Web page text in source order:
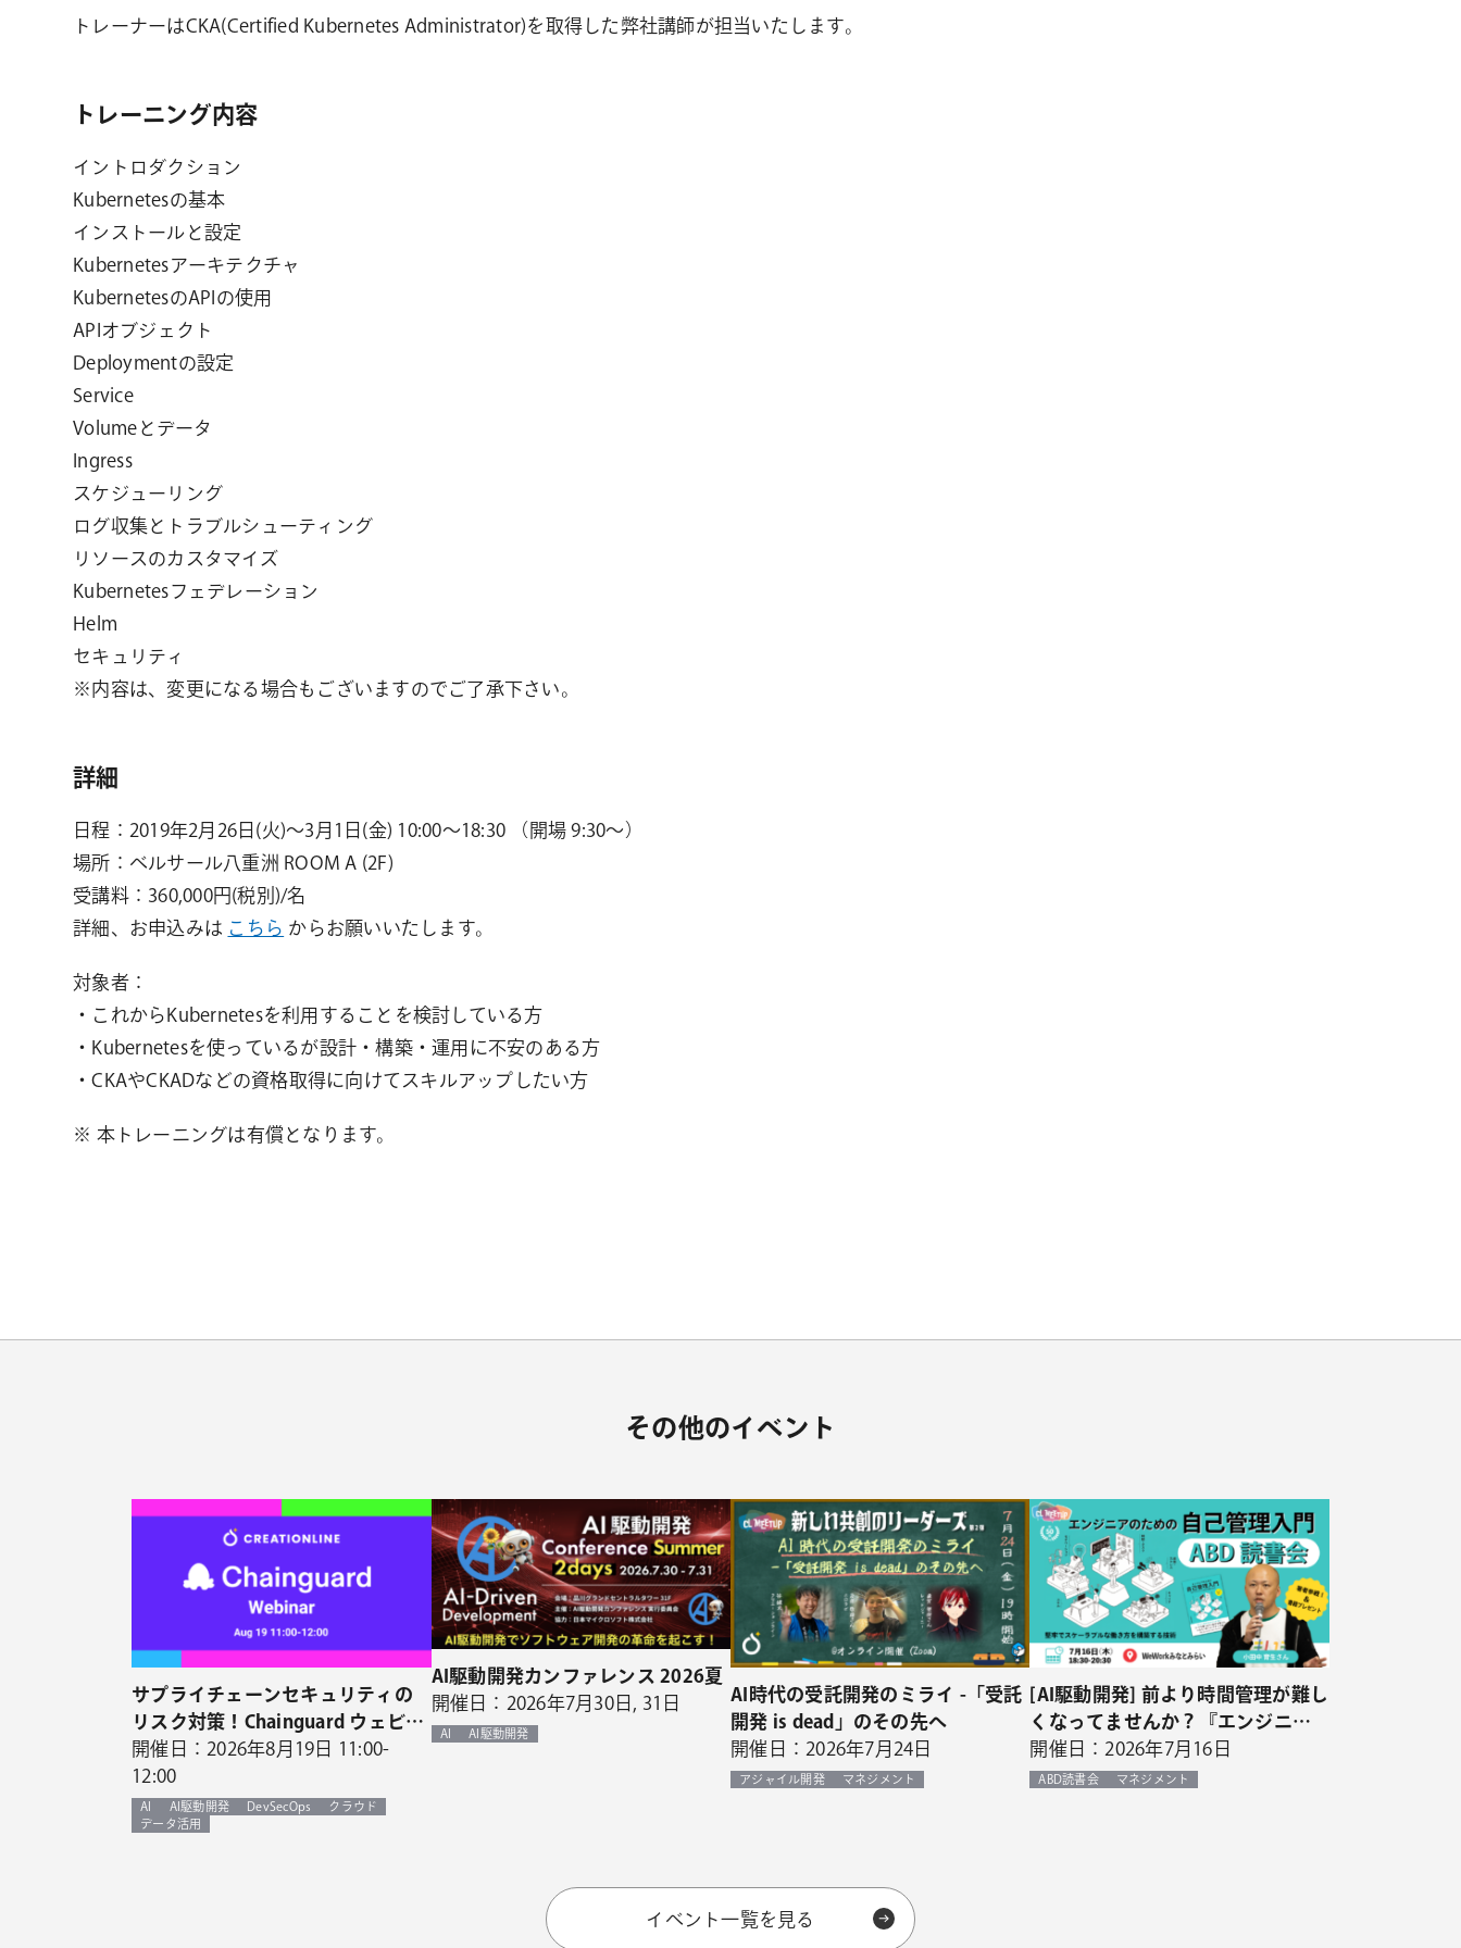
トレーナーはCKA(Certified Kubernetes Administrator)を取得した弊社講師が担当いたします。
トレーニング内容
イントロダクション
Kubernetesの基本
インストールと設定
Kubernetesアーキテクチャ
KubernetesのAPIの使用
APIオブジェクト
Deploymentの設定
Service
Volumeとデータ
Ingress
スケジューリング
ログ収集とトラブルシューティング
リソースのカスタマイズ
Kubernetesフェデレーション
Helm
セキュリティ
※内容は、変更になる場合もございますのでご了承下さい。
詳細
日程：2019年2月26日(火)～3月1日(金) 10:00～18:30 （開場 9:30～）
場所：ベルサール八重洲 ROOM A (2F)
受講料：360,000円(税別)/名
詳細、お申込みは こちら からお願いいたします。
対象者：
・これからKubernetesを利用することを検討している方
・Kubernetesを使っているが設計・構築・運用に不安のある方
・CKAやCKADなどの資格取得に向けてスキルアップしたい方
※ 本トレーニングは有償となります。
その他のイベント
サプライチェーンセキュリティの
リスク対策！Chainguard ウェビナ
ー開催決定！
開催日：2026年8月19日 11:00-
12:00
AI AI駆動開発 DevSecOps
クラウド
データ活用
AI駆動開発カンファレンス 2026夏
開催日：2026年7月30日, 31日
AI AI駆動開発
AI時代の受託開発のミライ -「受託
開発 is dead」のその先へ
開催日：2026年7月24日
アジャイル開発 マネジメント
[AI駆動開発] 前より時間管理が難し
くなってませんか？『エンジニア
のための自己管理入門』ABD読書
会
開催日：2026年7月16日
ABD読書会 マネジメント
イベント一覧を見る